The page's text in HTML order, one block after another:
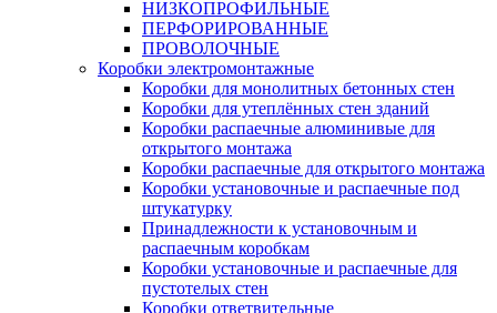
НИЗКОПРОФИЛЬНЫЕ
ПЕРФОРИРОВАННЫЕ
ПРОВОЛОЧНЫЕ
Коробки электромонтажные
Коробки для монолитных бетонных стен
Коробки для утеплённых стен зданий
Коробки распаечные алюминивые для
открытого монтажа
Коробки распаечные для открытого монтажа
Коробки установочные и распаечные под
штукатурку
Принадлежности к установочным и
распаечным коробкам
Коробки установочные и распаечные для
пустотелых стен
Коробки ответвительные